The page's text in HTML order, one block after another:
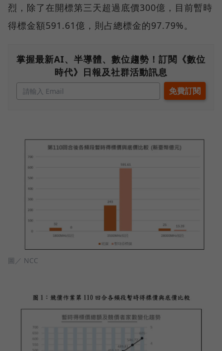
烈，除了在開標第三天超過底價300億，目前暫時
得標金額591.61億，則占總標金的97.79%。
掌握最新AI、半導體、數位趨勢！訂閱《數位
時代》日報及社群活動訊息
圖／ NCC